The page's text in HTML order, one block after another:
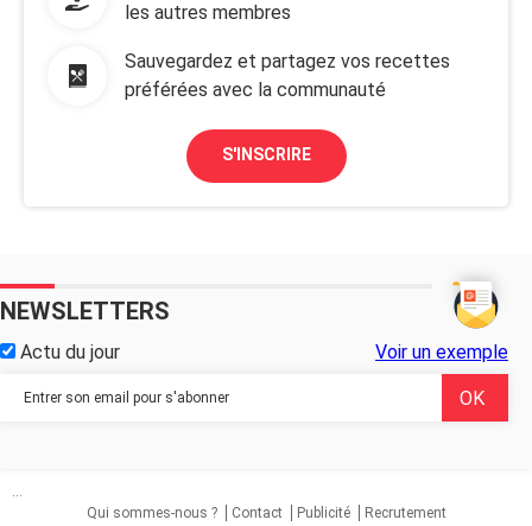
les autres membres
Sauvegardez et partagez vos recettes
préférées avec la communauté
S'INSCRIRE
NEWSLETTERS
Actu du jour Voir un exemple
...
Qui sommes-nous ?
Contact Publicité Recrutement